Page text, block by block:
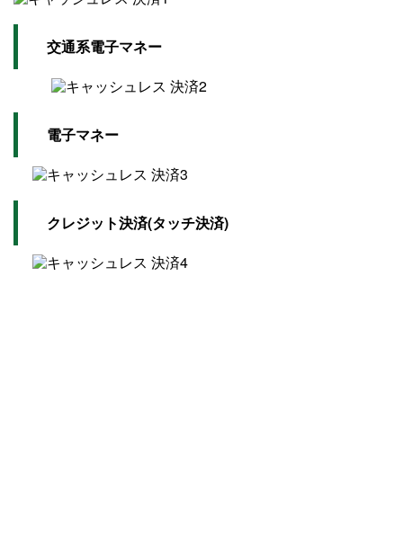
交通系電子マネー
電子マネー
クレジット決済(タッチ決済)